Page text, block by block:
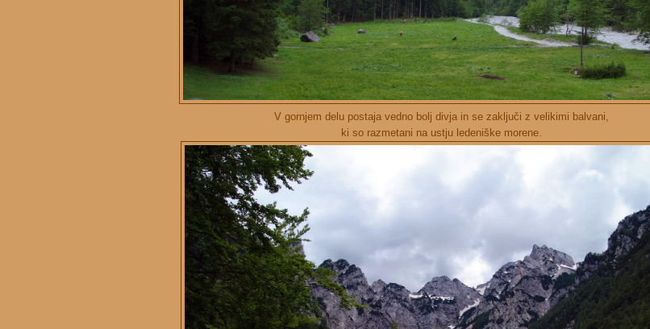
V gornjem delu postaja vedno bolj divja in se zaključi z velikimi balvani,
ki so razmetani na ustju ledeniške morene.